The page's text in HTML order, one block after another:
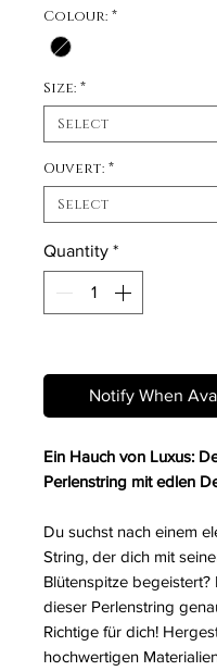
Colour: *
Size: *
Ouvert: *
Quantity *
Notify When
Ein Hauch von Luxus:
Perlenstring mit edlen
Du suchst nach einem
String, der dich mit
Blütenspitze begeistert?
dieser Perlenstring
Richtige für dich!
hochwertigen